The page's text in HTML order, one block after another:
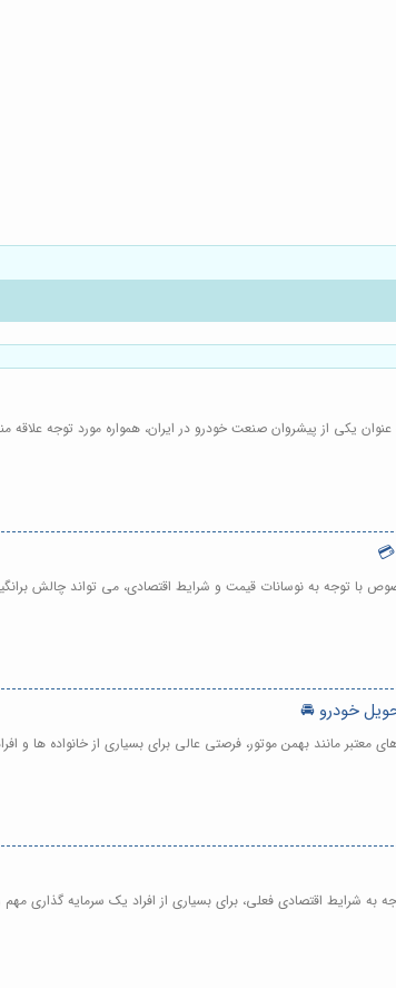
یکی از پیشروان صنعت خودرو در ایران، همواره مورد توجه
با توجه به نوسانات قیمت و شرایط اقتصادی، می تواند چالش
خودرو 🚘
مانند بهمن موتور، فرصتی عالی برای بسیاری از خانواده ها و
شرایط اقتصادی فعلی، برای بسیاری از افراد یک سرمایه گذاری